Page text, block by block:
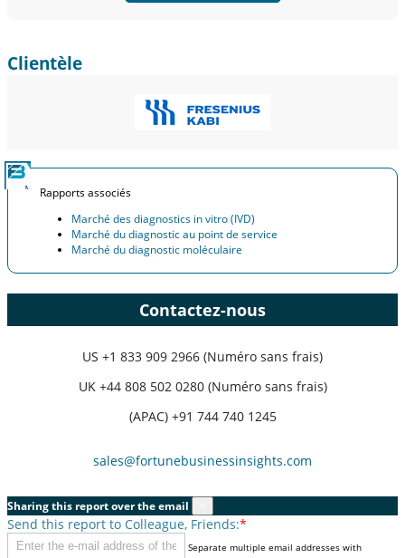
Clientèle
Rapports associés
Marché des diagnostics in vitro (IVD)
Marché du diagnostic au point de service
Marché du diagnostic moléculaire
Contactez-nous
US +1 833 909 2966 (Numéro sans frais)
UK +44 808 502 0280 (Numéro sans frais)
(APAC) +91 744 740 1245
sales@fortunebusinessinsights.com
Sharing this report over the email
Send this report to Colleague, Friends:*
Separate multiple email addresses with